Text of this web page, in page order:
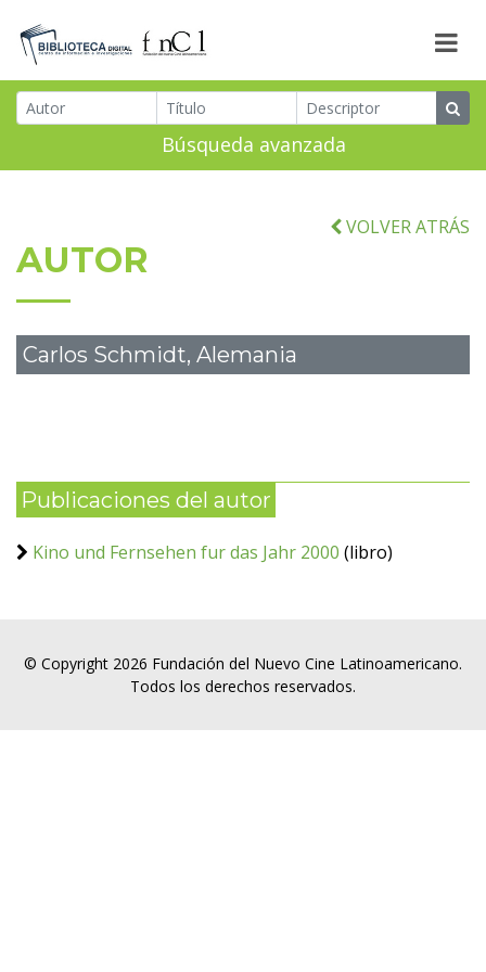
Búsqueda avanzada
VOLVER ATRÁS
AUTOR
Carlos Schmidt, Alemania
Publicaciones del autor
Kino und Fernsehen fur das Jahr 2000 (libro)
© Copyright 2026 Fundación del Nuevo Cine Latinoamericano.
Todos los derechos reservados.